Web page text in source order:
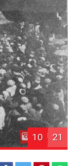
10 21